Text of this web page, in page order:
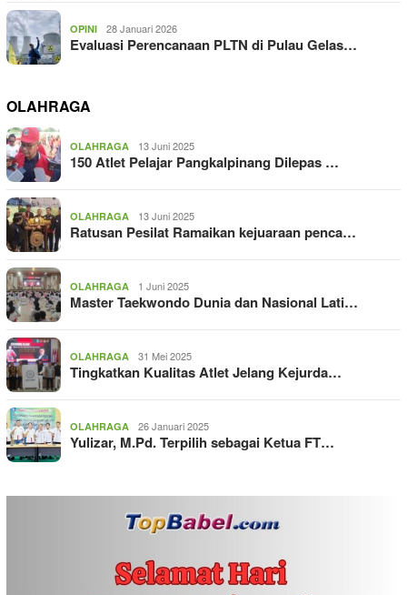
OPINI 28 Januari 2026
Evaluasi Perencanaan PLTN di Pulau Gelas…
OLAHRAGA
OLAHRAGA 13 Juni 2025
150 Atlet Pelajar Pangkalpinang Dilepas …
OLAHRAGA 13 Juni 2025
Ratusan Pesilat Ramaikan kejuaraan penca…
OLAHRAGA 1 Juni 2025
Master Taekwondo Dunia dan Nasional Lati…
OLAHRAGA 31 Mei 2025
Tingkatkan Kualitas Atlet Jelang Kejurda…
OLAHRAGA 26 Januari 2025
Yulizar, M.Pd. Terpilih sebagai Ketua FT…